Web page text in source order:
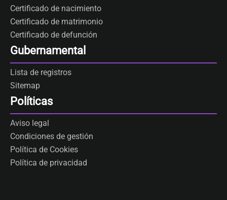
Certificado de nacimiento
Certificado de matrimonio
Certificado de defunción
Gubernamental
Lista de registros
Sitemap
Políticas
Aviso legal
Condiciones de gestión
Política de Cookies
Política de privacidad